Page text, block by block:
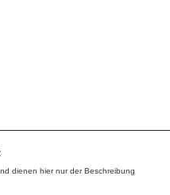
dienen hier nur der Beschreibung